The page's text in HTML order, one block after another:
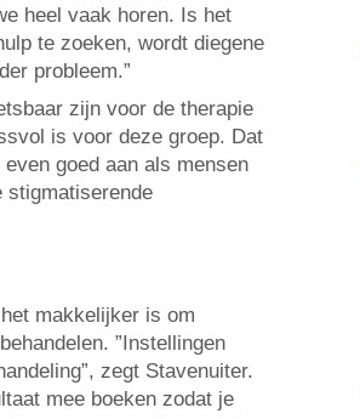
heel vaak horen. Is het
te zoeken, wordt diegene
probleem.”
zijn voor de therapie
is voor deze groep. Dat
goed aan als mensen
stigmatiserende
makkelijker is om
”Instellingen
zegt Stavenuiter.
mee boeken zodat je